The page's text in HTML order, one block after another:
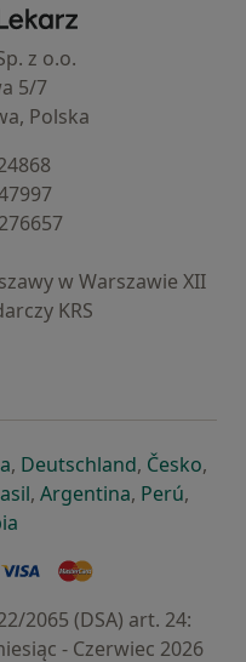
- Strona główna
z o.o.
5/7
Polska
w Warszawie XII
KRS
karcie
się w nowej karcie
otwiera się w nowej
, Deutschlandotwiera się
, Česko,
karcie
w nowej karcie
się w nowej karcie
otwiera się w nowej
, Argentinaotwiera się
, Perú,
2065 (DSA) art. 24:
- Czerwiec 2026